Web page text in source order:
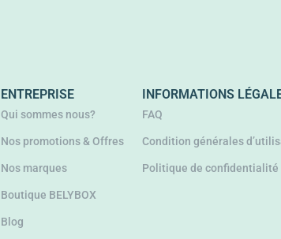
ENTREPRISE
Qui sommes nous?
Nos promotions & Offres
Nos marques
Boutique BELYBOX
Blog
INFORMATIONS
FAQ
Condition générales
Politique de confidentialité